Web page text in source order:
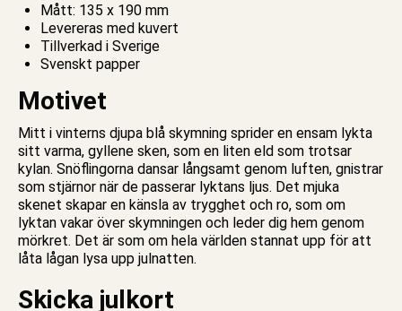
Mått: 135 x 190 mm
Levereras med kuvert
Tillverkad i Sverige
Svenskt papper
Motivet
Mitt i vinterns djupa blå skymning sprider en ensam lykta
sitt varma, gyllene sken, som en liten eld som trotsar
kylan. Snöflingorna dansar långsamt genom luften, gnistrar
som stjärnor när de passerar lyktans ljus. Det mjuka
skenet skapar en känsla av trygghet och ro, som om
lyktan vakar över skymningen och leder dig hem genom
mörkret. Det är som om hela världen stannat upp för att
låta lågan lysa upp julnatten.
Skicka julkort